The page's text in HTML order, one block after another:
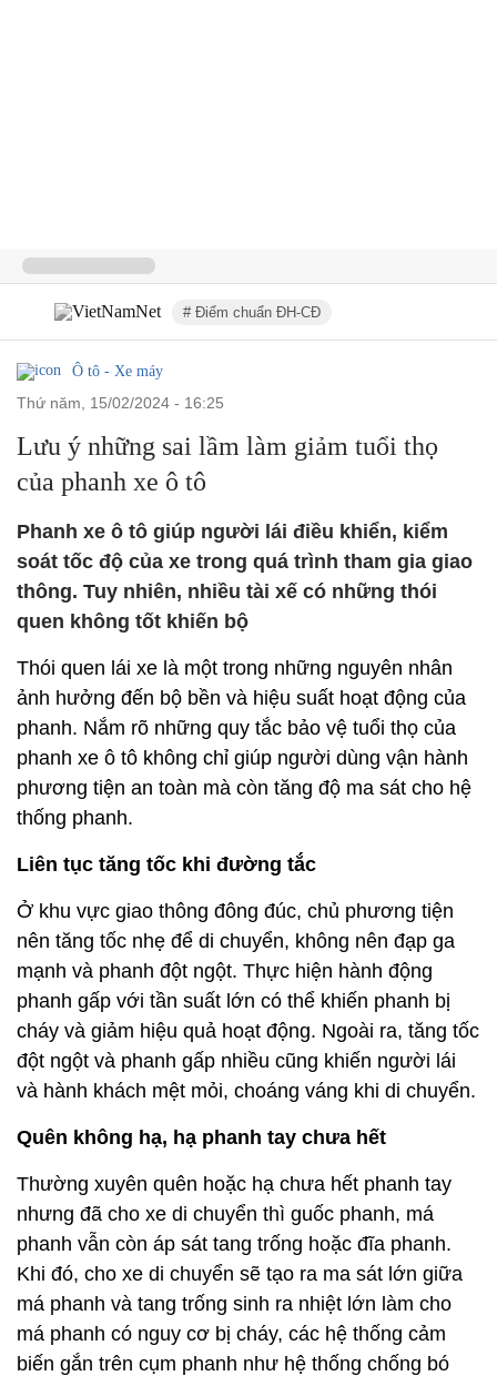
# Điểm chuẩn ĐH-CĐ
Ô tô - Xe máy
thứ năm, 15/02/2024 - 16:25
Lưu ý những sai lầm làm giảm tuổi thọ
của phanh xe ô tô
Phanh xe ô tô giúp người lái điều khiển, kiểm
soát tốc độ của xe trong quá trình tham gia giao
thông. Tuy nhiên, nhiều tài xế có những thói
quen không tốt khiến bộ
Thói quen lái xe là một trong những nguyên nhân
ảnh hưởng đến bộ bền và hiệu suất hoạt động của
phanh. Nắm rõ những quy tắc bảo vệ tuổi thọ của
phanh xe ô tô không chỉ giúp người dùng vận hành
phương tiện an toàn mà còn tăng độ ma sát cho hệ
thống phanh.
Liên tục tăng tốc khi đường tắc
Ở khu vực giao thông đông đúc, chủ phương tiện
nên tăng tốc nhẹ để di chuyển, không nên đạp ga
mạnh và phanh đột ngột. Thực hiện hành động
phanh gấp với tần suất lớn có thể khiến phanh bị
cháy và giảm hiệu quả hoạt động. Ngoài ra, tăng tốc
đột ngột và phanh gấp nhiều cũng khiến người lái
và hành khách mệt mỏi, choáng váng khi di chuyển.
Quên không hạ, hạ phanh tay chưa hết
Thường xuyên quên hoặc hạ chưa hết phanh tay
nhưng đã cho xe di chuyển thì guốc phanh, má
phanh vẫn còn áp sát tang trống hoặc đĩa phanh.
Khi đó, cho xe di chuyển sẽ tạo ra ma sát lớn giữa
má phanh và tang trống sinh ra nhiệt lớn làm cho
má phanh có nguy cơ bị cháy, các hệ thống cảm
biến gắn trên cụm phanh như hệ thống chống bó